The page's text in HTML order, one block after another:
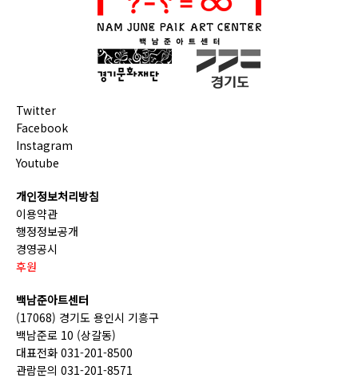
Twitter
Facebook
Instagram
Youtube
개인정보처리방침
이용약관
행정정보공개
경영공시
후원
백남준아트센터
(17068) 경기도 용인시 기흥구
백남준로 10 (상갈동)
대표전화 031-201-8500
관람문의 031-201-8571